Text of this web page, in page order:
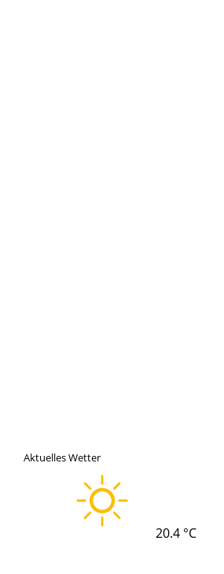
Aktuelles Wetter
20.4 °C